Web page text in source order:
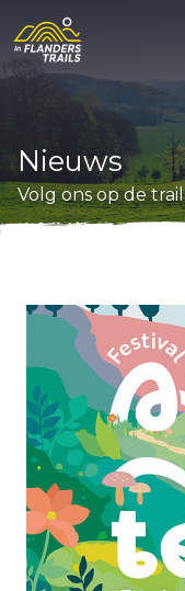
Nieuws
Volg ons op de trail